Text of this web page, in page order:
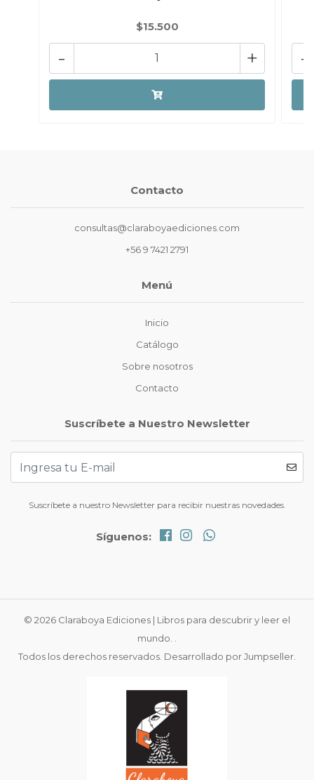
$15.500
+
- -
Contacto
consultas@claraboyaediciones.com
+56 9 7421 2791
Menú
Inicio
Catálogo
Sobre nosotros
Contacto
Suscríbete a Nuestro Newsletter
Suscríbete a nuestro Newsletter para recibir nuestras novedades.
Síguenos:
© 2026 Claraboya Ediciones | Libros para descubrir y leer el
mundo. .
Todos los derechos reservados. Desarrollado por Jumpseller